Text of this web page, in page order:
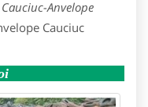
Cauciuc-Anvelope
Cauciuc